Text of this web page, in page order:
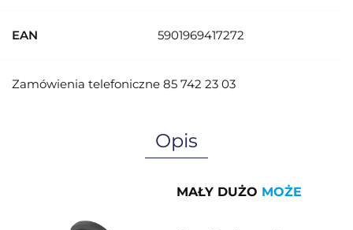
EAN 5901969417272
Zamówienia telefoniczne 85 742 23 03
Opis
MAŁY DUŻO MOŻE